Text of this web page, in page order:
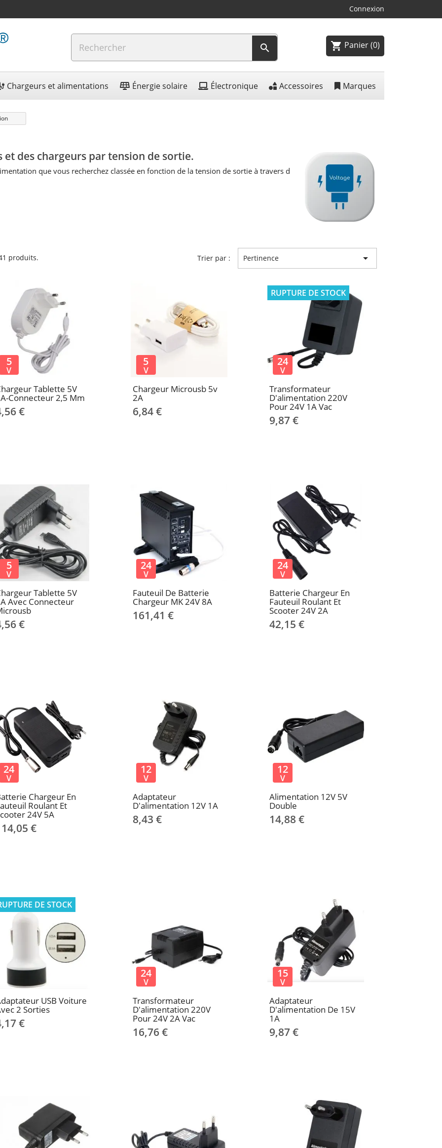
Connexion
 shopping_cart Panier(0)
Chargeurs et alimentations Énergie solaire Électronique Accessoires Marques
des chargeurs par tension de sortie.
que vous recherchez classée en fonction de la tension de sortie à travers d
produits. Trier par : Pertinence 
Tablette 5V
Connecteur 2,5 Mm
€
5
V
Chargeur Microusb 5v
2A
6,84 €
5
V
Transformateur
D'alimentation 220V
Pour 24V 1A Vac
9,87 €
24
V
RUPTURE DE STOCK
Tablette 5V
Avec Connecteur
€
5
V
Fauteuil De Batterie
Chargeur MK 24V 8A
161,41 €
24
V
Batterie Chargeur En
Fauteuil Roulant Et
Scooter 24V 2A
42,15 €
24
V
Chargeur En
Roulant Et
24V 5A
€
24
V
Adaptateur
D'alimentation 12V 1A
8,43 €
12
V
Alimentation 12V 5V
Double
14,88 €
12
V
USB Voiture
2 Sorties
€
DE STOCK
Transformateur
D'alimentation 220V
Pour 24V 2A Vac
16,76 €
24
V
Adaptateur
D'alimentation De 15V
1A
9,87 €
15
V